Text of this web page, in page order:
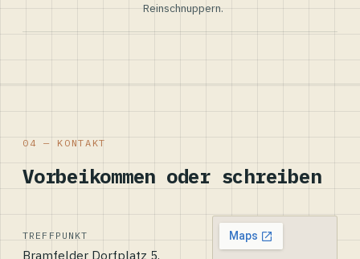
Reinschnuppern.
04 — KONTAKT
Vorbeikommen oder schreiben
TREFFPUNKT
Bramfelder Dorfplatz 5,